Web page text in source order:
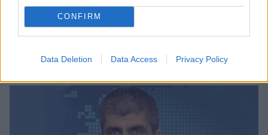
CONFIRM
Data Deletion Data Access Privacy Policy